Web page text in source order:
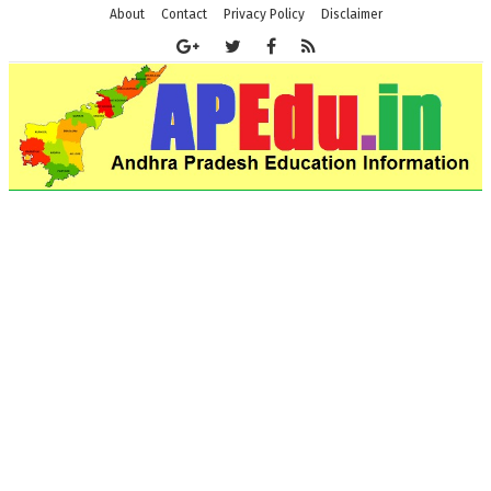
About Contact Privacy Policy Disclaimer